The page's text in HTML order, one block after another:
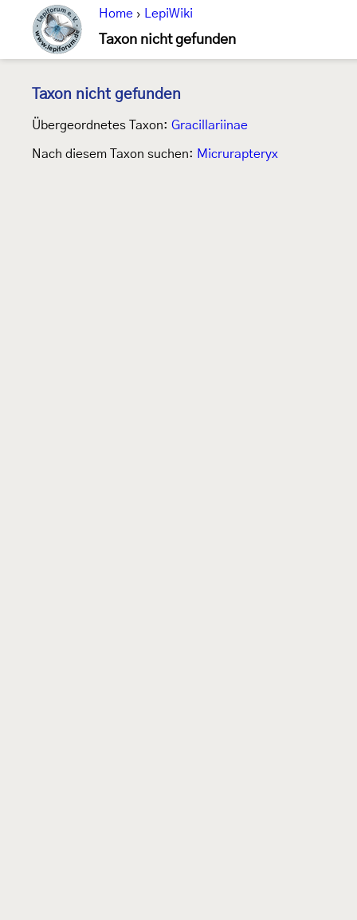
Home › LepiWiki
Taxon nicht gefunden
Taxon nicht gefunden
Übergeordnetes Taxon: Gracillariinae
Nach diesem Taxon suchen: Micrurapteryx